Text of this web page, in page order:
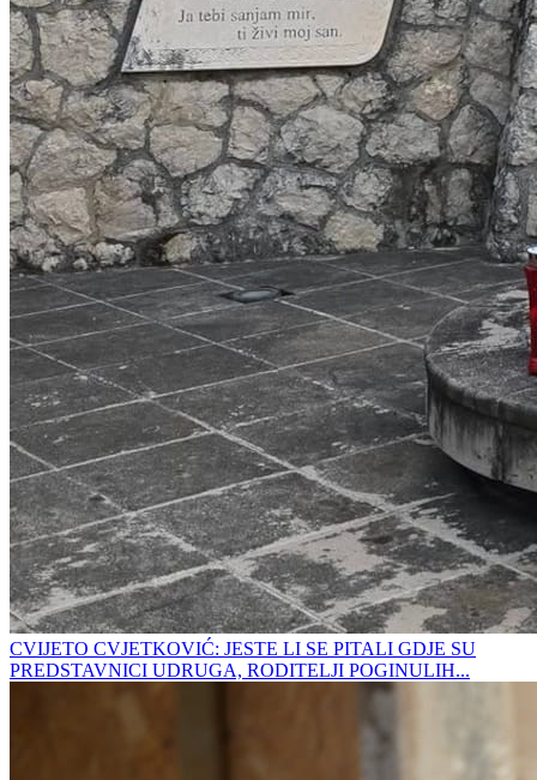
CVIJETO CVJETKOVIĆ: JESTE LI SE PITALI GDJE SU
PREDSTAVNICI UDRUGA, RODITELJI POGINULIH...